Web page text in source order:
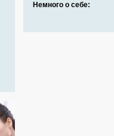
Немного о себе: